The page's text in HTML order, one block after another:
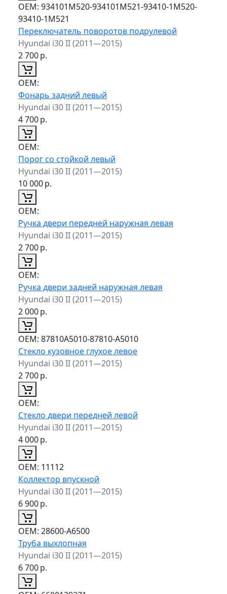
ОЕМ: 934101M520-934101M521-93410-1M520-
93410-1M521
Переключатель поворотов подрулевой
Hyundai i30 II (2011—2015)
2 700р.
ОЕМ:
Фонарь задний левый
Hyundai i30 II (2011—2015)
4 700р.
ОЕМ:
Порог со стойкой левый
Hyundai i30 II (2011—2015)
10 000р.
ОЕМ:
Ручка двери передней наружная левая
Hyundai i30 II (2011—2015)
2 700р.
ОЕМ:
Ручка двери задней наружная левая
Hyundai i30 II (2011—2015)
2 000р.
ОЕМ: 87810A5010-87810-A5010
Стекло кузовное глухое левое
Hyundai i30 II (2011—2015)
2 700р.
ОЕМ:
Стекло двери передней левой
Hyundai i30 II (2011—2015)
4 000р.
ОЕМ: 11112
Коллектор впускной
Hyundai i30 II (2011—2015)
6 900р.
ОЕМ: 28600-A6500
Труба выхлопная
Hyundai i30 II (2011—2015)
6 700р.